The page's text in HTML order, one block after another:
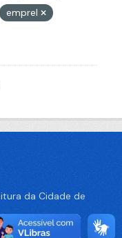
emprel
da Cidade de
de Dados